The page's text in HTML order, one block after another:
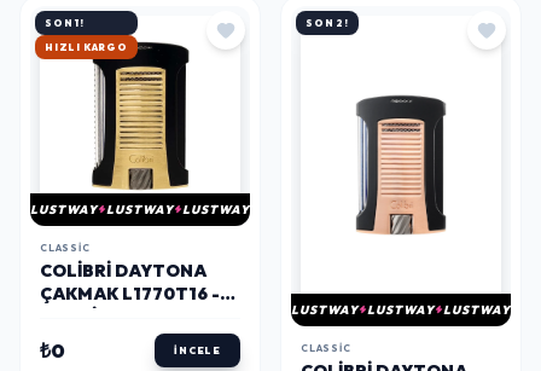
SON 1!
HIZLI KARGO
LUSTWAY LUSTWAY LUSTWAY
CLASSIC
COLIBRI DAYTONA
ÇAKMAK L1770T16 -
₺0 İNCELE
SON 2!
LUSTWAY LUSTWAY LUSTWAY
CLASSIC